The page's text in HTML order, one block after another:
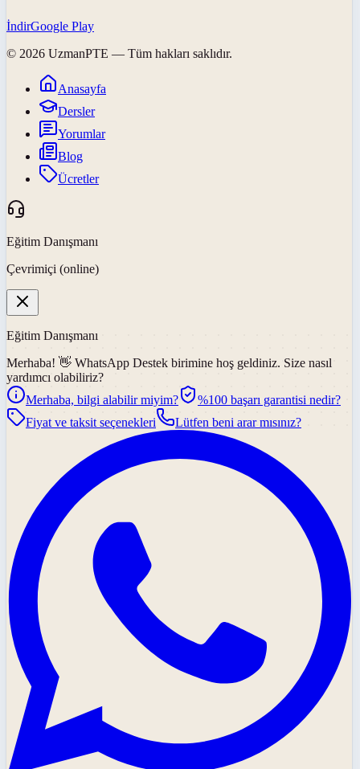
İndirGoogle Play
© 2026 UzmanPTE — Tüm hakları saklıdır.
Anasayfa
Dersler
Yorumlar
Blog
Ücretler
Eğitim Danışmanı
Çevrimiçi (online)
Eğitim Danışmanı
Merhaba! 👋 WhatsApp Destek birimine hoş geldiniz. Size nasıl
yardımcı olabiliriz?
Merhaba, bilgi alabilir miyim?
%100 başarı garantisi nedir?
Fiyat ve taksit seçenekleri
Lütfen beni arar mısınız?